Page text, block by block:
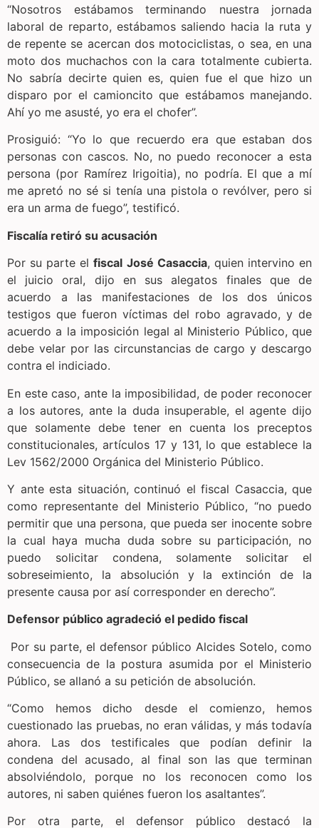
“Nosotros estábamos terminando nuestra jornada
laboral de reparto, estábamos saliendo hacia la ruta y
de repente se acercan dos motociclistas, o sea, en una
moto dos muchachos con la cara totalmente cubierta.
No sabría decirte quien es, quien fue el que hizo un
disparo por el camioncito que estábamos manejando.
Ahí yo me asusté, yo era el chofer”.
Prosiguió: “Yo lo que recuerdo era que estaban dos
personas con cascos. No, no puedo reconocer a esta
persona (por Ramírez Irigoitia), no podría. El que a mí
me apretó no sé si tenía una pistola o revólver, pero si
era un arma de fuego”, testificó.
Fiscalía retiró su acusación
Por su parte elfiscal José Casaccia, quien intervino en
el juicio oral, dijo en sus alegatos finales que de
acuerdo a las manifestaciones de los dos únicos
testigos que fueron víctimas del robo agravado, y de
acuerdo a la imposición legal al Ministerio Público, que
debe velar por las circunstancias de cargo y descargo
contra el indiciado.
En este caso, ante la imposibilidad, de poder reconocer
a los autores, ante la duda insuperable, el agente dijo
que solamente debe tener en cuenta los preceptos
constitucionales, artículos 17 y 131, lo que establece la
Lev 1562/2000 Orgánica del Ministerio Público.
Y ante esta situación, continuó el fiscal Casaccia, que
como representante del Ministerio Público, “no puedo
permitir que una persona, que pueda ser inocente sobre
la cual haya mucha duda sobre su participación, no
puedo solicitar condena, solamente solicitar el
sobreseimiento, la absolución y la extinción de la
presente causa por así corresponder en derecho”.
Defensor público agradeció el pedido fiscal
Por su parte, el defensor público Alcides Sotelo, como
consecuencia de la postura asumida por el Ministerio
Público, se allanó a su petición de absolución.
“Como hemos dicho desde el comienzo, hemos
cuestionado las pruebas, no eran válidas, y más todavía
ahora. Las dos testificales que podían definir la
condena del acusado, al final son las que terminan
absolviéndolo, porque no los reconocen como los
autores, ni saben quiénes fueron los asaltantes”.
Por otra parte, el defensor público destacó la